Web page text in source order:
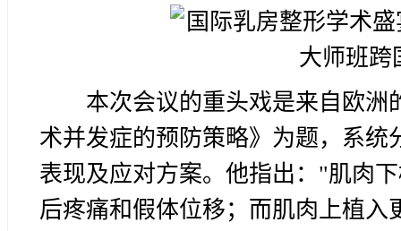
本次会议的重头戏是来自欧洲
术并发症的预防策略》为题，系
表现及应对方案。他指出："肌肉
后疼痛和假体位移；而肌肉上植